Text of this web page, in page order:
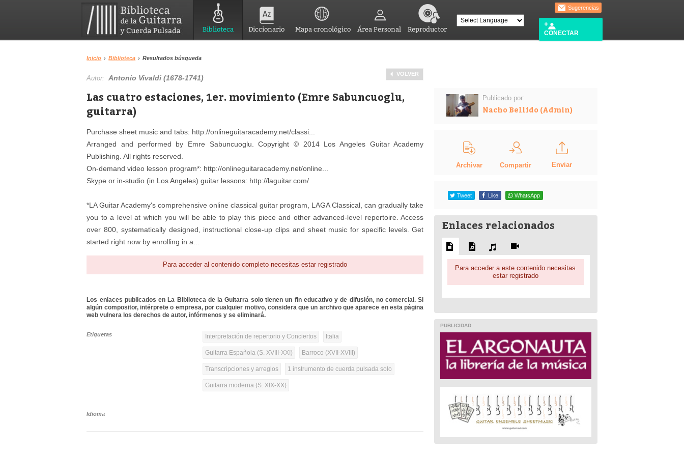
Biblioteca Diccionario Mapa cronológico Área Personal Reproductor
Sugerencias
CONECTAR
Inicio › Biblioteca › Resultados búsqueda
VOLVER
Autor:Antonio Vivaldi (1678-1741)
Las cuatro estaciones, 1er. movimiento (Emre Sabuncuoglu,
guitarra)
Purchase sheet music and tabs: http://onlineguitaracademy.net/classi...
Arranged and performed by Emre Sabuncuoglu. Copyright © 2014 Los Angeles Guitar Academy
Publishing. All rights reserved.
On-demand video lesson program*: http://onlineguitaracademy.net/online...
Skype or in-studio (in Los Angeles) guitar lessons: http://laguitar.com/
*LA Guitar Academy's comprehensive online classical guitar program, LAGA Classical, can gradually take
you to a level at which you will be able to play this piece and other advanced-level repertoire. Access
over 800, systematically designed, instructional close-up clips and sheet music for specific levels. Get
started right now by enrolling in a...
Para acceder al contenido completo necesitas estar registrado
Los enlaces publicados en La Biblioteca de la Guitarra solo tienen un fin educativo y de difusión, no comercial. Si
algún compositor, intérprete o empresa, por cualquier motivo, considera que un archivo que aparece en esta página
web vulnera los derechos de autor, infórmenos y se eliminará.
Etiquetas Interpretación de repertorio y Conciertos Italia
Guitarra Española (S. XVIII-XXI) Barroco (XVII-XVIII)
Transcripciones y arreglos 1 instrumento de cuerda pulsada solo
Guitarra moderna (S. XIX-XX)
Idioma
Publicado por:
Nacho Bellido (Admin)
Archivar Compartir Enviar
Tweet Like WhatsApp
Enlaces relacionados
Para acceder a este contenido necesitas
estar registrado
PUBLICIDAD